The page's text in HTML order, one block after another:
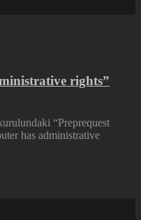
rights”
“Preprequest
has administrative